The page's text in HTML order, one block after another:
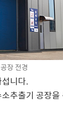
장 전경
니다.
추출기 공장